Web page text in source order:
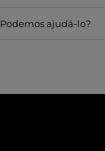
Podemos ajudá-lo?